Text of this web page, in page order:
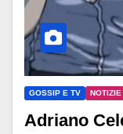
GOSSIP E TV
Adriano